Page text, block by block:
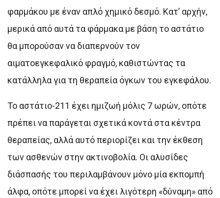
φαρμάκου με έναν απλό χημικό δεσμό. Κατ’ αρχήν,
μερικά από αυτά τα φάρμακα με βάση το αστάτιο
θα μπορούσαν να διαπερνούν τον
αιματοεγκεφαλικό φραγμό, καθιστώντας τα
κατάλληλα για τη θεραπεία όγκων του εγκεφάλου.
Το αστάτιο-211 έχει ημιζωή μόλις 7 ωρών, οπότε
πρέπει να παράγεται σχετικά κοντά στα κέντρα
θεραπείας, αλλά αυτό περιορίζει και την έκθεση
των ασθενών στην ακτινοβολία. Οι αλυσίδες
διάσπασής του περιλαμβάνουν μόνο μία εκπομπή
άλφα, οπότε μπορεί να έχει λιγότερη «δύναμη» από